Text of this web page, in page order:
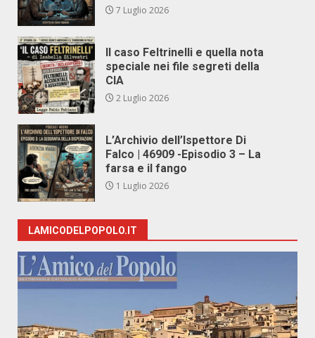
7 Luglio 2026
Il caso Feltrinelli e quella nota
speciale nei file segreti della
CIA
2 Luglio 2026
L’Archivio dell’Ispettore Di
Falco | 46909 -Episodio 3 – La
farsa e il fango
1 Luglio 2026
LAMICODELPOPOLO.IT